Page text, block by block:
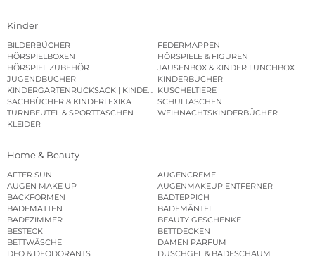
Kinder
BILDERBÜCHER
FEDERMAPPEN
HÖRSPIELBOXEN
HÖRSPIELE & FIGUREN
HÖRSPIEL ZUBEHÖR
JAUSENBOX & KINDER LUNCHBOX
JUGENDBÜCHER
KINDERBÜCHER
KINDERGARTENRUCKSACK | KINDERGARTENBEUTEL
KUSCHELTIERE
SACHBÜCHER & KINDERLEXIKA
SCHULTASCHEN
TURNBEUTEL & SPORTTASCHEN
WEIHNACHTSKINDERBÜCHER
KLEIDER
Home & Beauty
AFTER SUN
AUGENCREME
AUGEN MAKE UP
AUGENMAKEUP ENTFERNER
BACKFORMEN
BADTEPPICH
BADEMATTEN
BADEMÄNTEL
BADEZIMMER
BEAUTY GESCHENKE
BESTECK
BETTDECKEN
BETTWÄSCHE
DAMEN PARFUM
DEO & DEODORANTS
DUSCHGEL & BADESCHAUM